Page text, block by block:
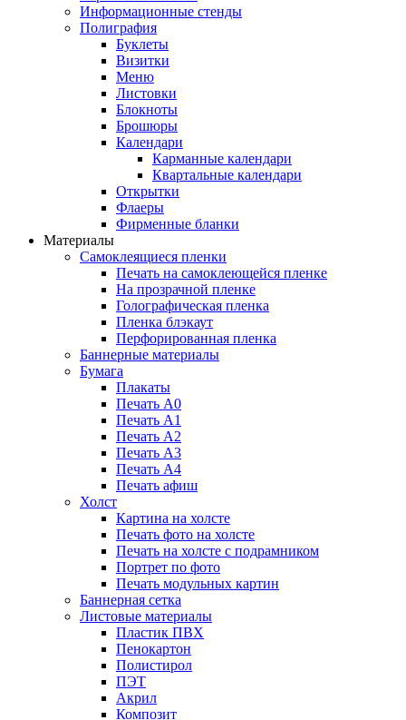
Информационные стенды
Полиграфия
Буклеты
Визитки
Меню
Листовки
Блокноты
Брошюры
Календари
Карманные календари
Квартальные календари
Открытки
Флаеры
Фирменные бланки
Материалы
Самоклеящиеся пленки
Печать на самоклеющейся пленке
На прозрачной пленке
Голографическая пленка
Пленка блэкаут
Перфорированная пленка
Баннерные материалы
Бумага
Плакаты
Печать А0
Печать А1
Печать А2
Печать А3
Печать А4
Печать афиш
Холст
Картина на холсте
Печать фото на холсте
Печать на холсте с подрамником
Портрет по фото
Печать модульных картин
Баннерная сетка
Листовые материалы
Пластик ПВХ
Пенокартон
Полистирол
ПЭТ
Акрил
Композит